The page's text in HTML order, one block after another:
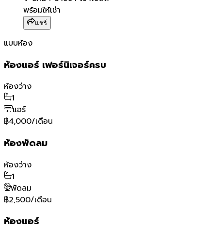
พร้อมให้เช่า
แชร์
แบบห้อง
ห้องแอร์ เฟอร์นิเจอร์ครบ
ห้องว่าง
1
แอร์
฿4,000/เดือน
ห้องพัดลม
ห้องว่าง
1
พัดลม
฿2,500/เดือน
ห้องแอร์